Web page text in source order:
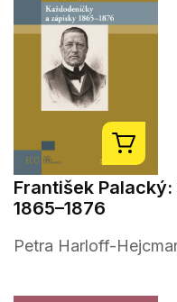
František
1865–1876
Petra Harloff-